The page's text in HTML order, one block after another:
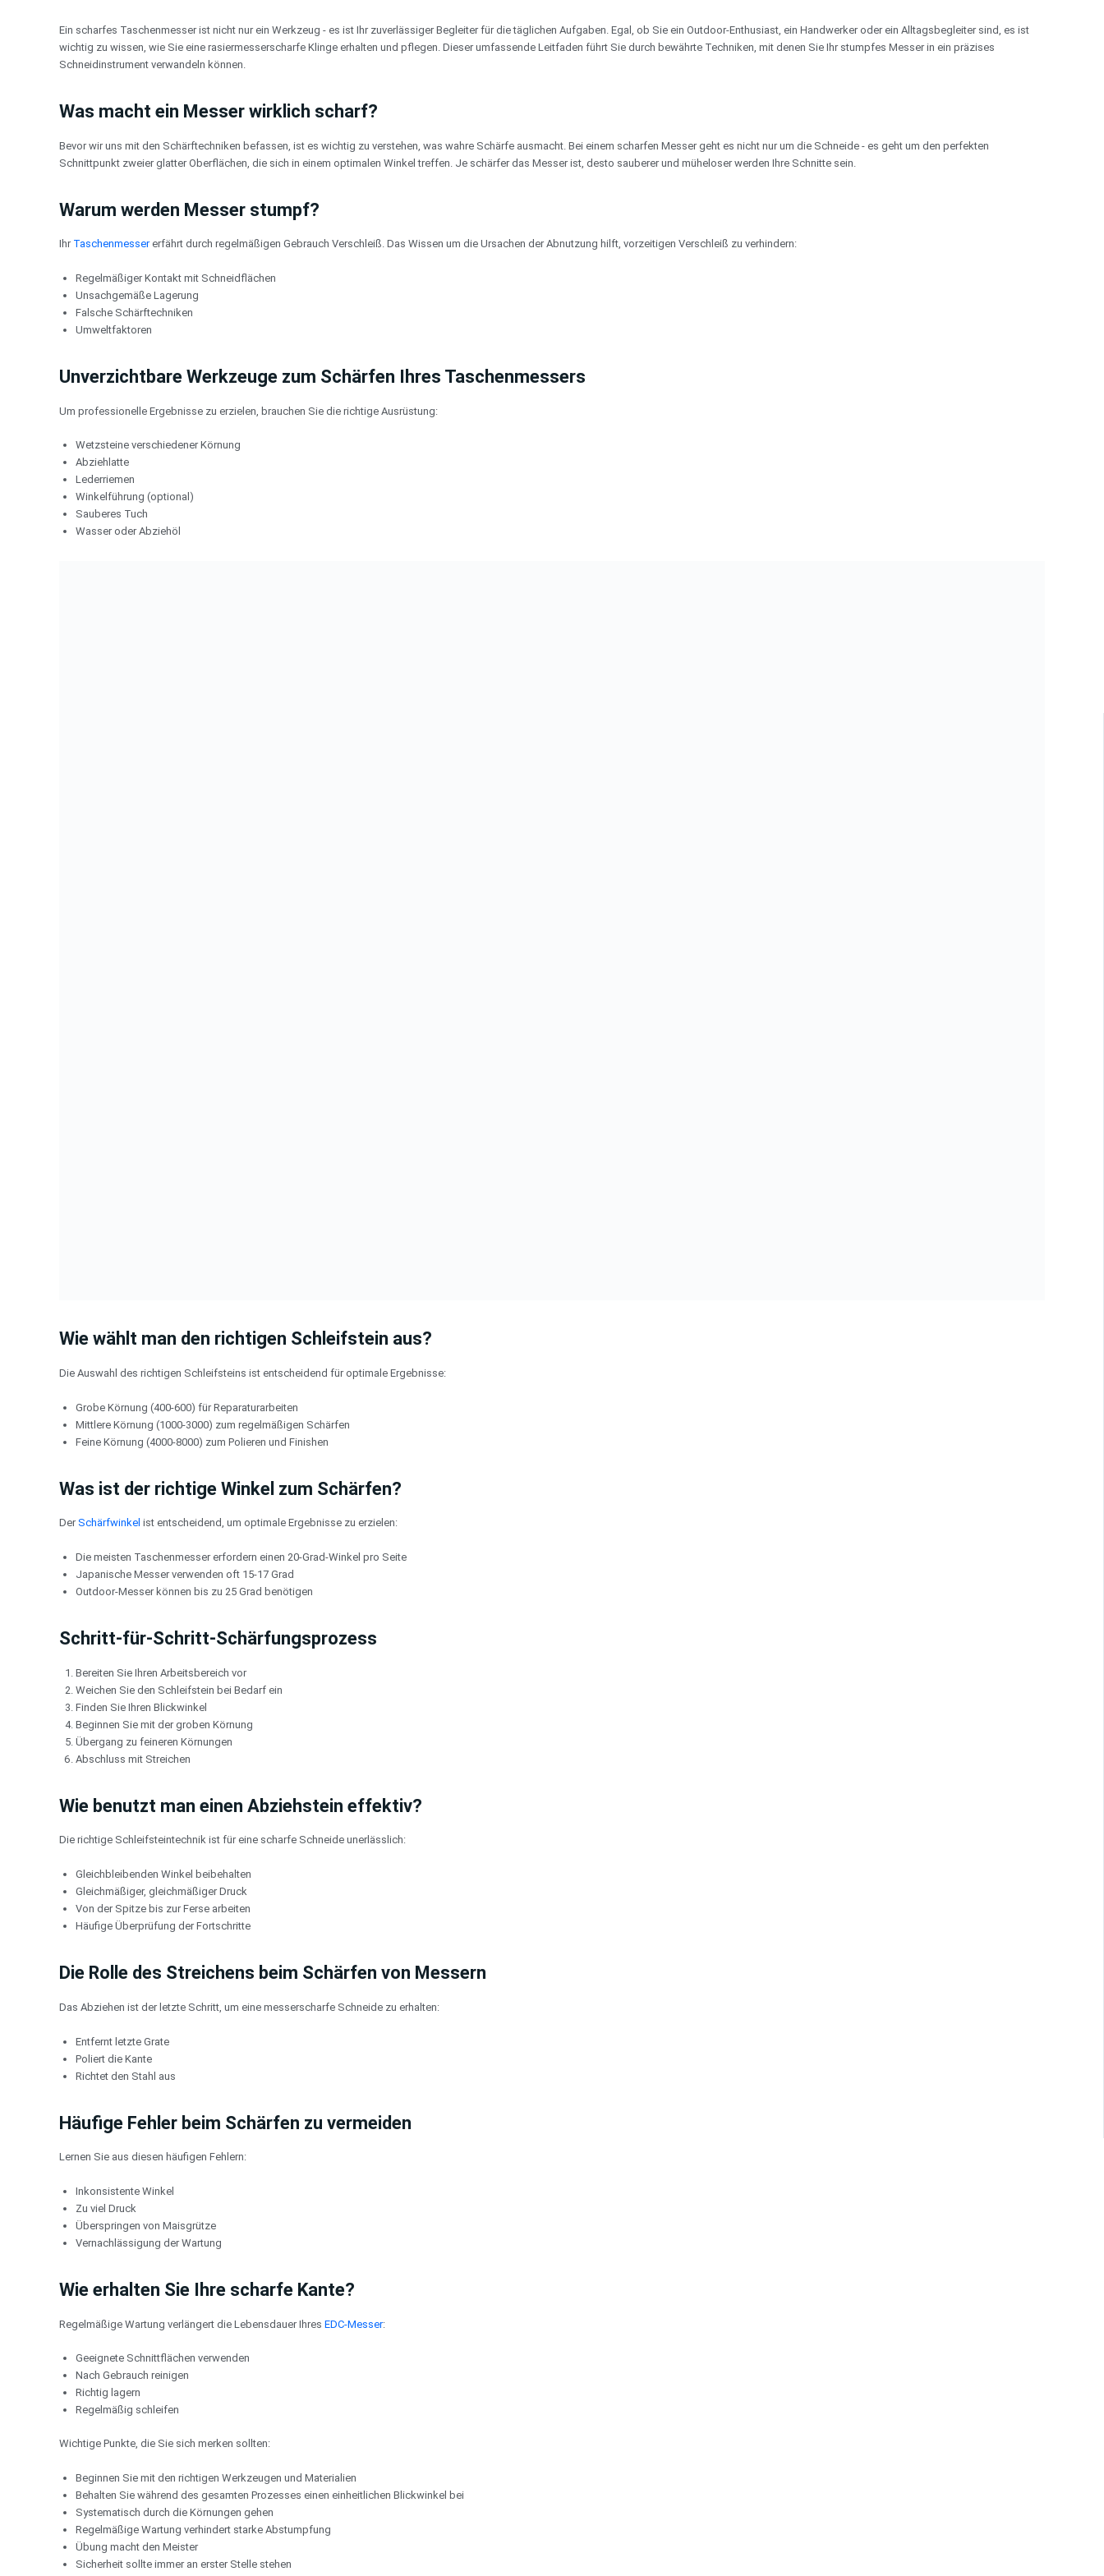
Ein scharfes Taschenmesser ist nicht nur ein Werkzeug - es ist Ihr zuverlässiger Begleiter für die täglichen Aufgaben. Egal, ob Sie ein Outdoor-Enthusiast, ein Handwerker oder ein Alltagsbegleiter sind, es ist
wichtig zu wissen, wie Sie eine rasiermesserscharfe Klinge erhalten und pflegen. Dieser umfassende Leitfaden führt Sie durch bewährte Techniken, mit denen Sie Ihr stumpfes Messer in ein präzises
Schneidinstrument verwandeln können.
Was macht ein Messer wirklich scharf?
Bevor wir uns mit den Schärftechniken befassen, ist es wichtig zu verstehen, was wahre Schärfe ausmacht. Bei einem scharfen Messer geht es nicht nur um die Schneide - es geht um den perfekten
Schnittpunkt zweier glatter Oberflächen, die sich in einem optimalen Winkel treffen. Je schärfer das Messer ist, desto sauberer und müheloser werden Ihre Schnitte sein.
Warum werden Messer stumpf?
Ihr Taschenmessererfährt durch regelmäßigen Gebrauch Verschleiß. Das Wissen um die Ursachen der Abnutzung hilft, vorzeitigen Verschleiß zu verhindern:
Regelmäßiger Kontakt mit Schneidflächen
Unsachgemäße Lagerung
Falsche Schärftechniken
Umweltfaktoren
Unverzichtbare Werkzeuge zum Schärfen Ihres Taschenmessers
Um professionelle Ergebnisse zu erzielen, brauchen Sie die richtige Ausrüstung:
Wetzsteine verschiedener Körnung
Abziehlatte
Lederriemen
Winkelführung (optional)
Sauberes Tuch
Wasser oder Abziehöl
Wie wählt man den richtigen Schleifstein aus?
Die Auswahl des richtigen Schleifsteins ist entscheidend für optimale Ergebnisse:
Grobe Körnung (400-600) für Reparaturarbeiten
Mittlere Körnung (1000-3000) zum regelmäßigen Schärfen
Feine Körnung (4000-8000) zum Polieren und Finishen
Was ist der richtige Winkel zum Schärfen?
DerSchärfwinkel ist entscheidend, um optimale Ergebnisse zu erzielen:
Die meisten Taschenmesser erfordern einen 20-Grad-Winkel pro Seite
Japanische Messer verwenden oft 15-17 Grad
Outdoor-Messer können bis zu 25 Grad benötigen
Schritt-für-Schritt-Schärfungsprozess
Bereiten Sie Ihren Arbeitsbereich vor
Weichen Sie den Schleifstein bei Bedarf ein
Finden Sie Ihren Blickwinkel
Beginnen Sie mit der groben Körnung
Übergang zu feineren Körnungen
Abschluss mit Streichen
Wie benutzt man einen Abziehstein effektiv?
Die richtige Schleifsteintechnik ist für eine scharfe Schneide unerlässlich:
Gleichbleibenden Winkel beibehalten
Gleichmäßiger, gleichmäßiger Druck
Von der Spitze bis zur Ferse arbeiten
Häufige Überprüfung der Fortschritte
Die Rolle des Streichens beim Schärfen von Messern
Das Abziehen ist der letzte Schritt, um eine messerscharfe Schneide zu erhalten:
Entfernt letzte Grate
Poliert die Kante
Richtet den Stahl aus
Häufige Fehler beim Schärfen zu vermeiden
Lernen Sie aus diesen häufigen Fehlern:
Inkonsistente Winkel
Zu viel Druck
Überspringen von Maisgrütze
Vernachlässigung der Wartung
Wie erhalten Sie Ihre scharfe Kante?
Regelmäßige Wartung verlängert die Lebensdauer Ihres EDC-Messer:
Geeignete Schnittflächen verwenden
Nach Gebrauch reinigen
Richtig lagern
Regelmäßig schleifen
Wichtige Punkte, die Sie sich merken sollten:
Beginnen Sie mit den richtigen Werkzeugen und Materialien
Behalten Sie während des gesamten Prozesses einen einheitlichen Blickwinkel bei
Systematisch durch die Körnungen gehen
Regelmäßige Wartung verhindert starke Abstumpfung
Übung macht den Meister
Sicherheit sollte immer an erster Stelle stehen